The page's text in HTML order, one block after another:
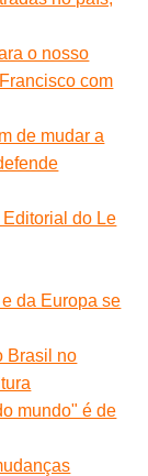
o nosso
com
de mudar a
do Le
da Europa se
Brasil no
mundo" é de